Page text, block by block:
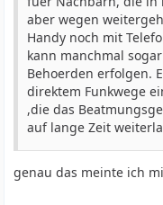
aber wegen
Handy noch mit
kann manchmal
Behoerden erfolgen.
direktem Funkwege
,die das
auf lange Zeit
genau das meinte ich